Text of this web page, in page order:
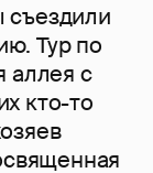
Тур по
аллея с
кто-то